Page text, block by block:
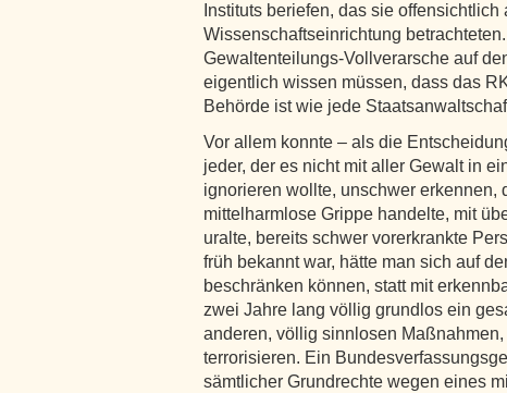
Instituts beriefen, das sie
Wissenschaftseinrichtung
Gewaltenteilungs-Vollverarsche auf
eigentlich wissen müssen, dass das
Behörde ist wie jede
Vor allem konnte – als die
jeder, der es nicht mit aller Gewalt in
ignorieren wollte, unschwer erkennen,
mittelharmlose Grippe handelte, mit
uralte, bereits schwer vorerkrankte
früh bekannt war, hätte man sich auf
beschränken können, statt mit
zwei Jahre lang völlig grundlos ein
anderen, völlig sinnlosen
terrorisieren. Ein
sämtlicher Grundrechte wegen eines